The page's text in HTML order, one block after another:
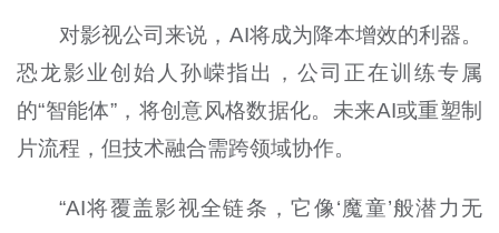
对影视公司来说，AI将成为降本增效的利器。
恐龙影业创始人孙嵘指出，公司正在训练专属
的“智能体”，将创意风格数据化。未来AI或重塑制
片流程，但技术融合需跨领域协作。
“AI将覆盖影视全链条，它像‘魔童’般潜力无